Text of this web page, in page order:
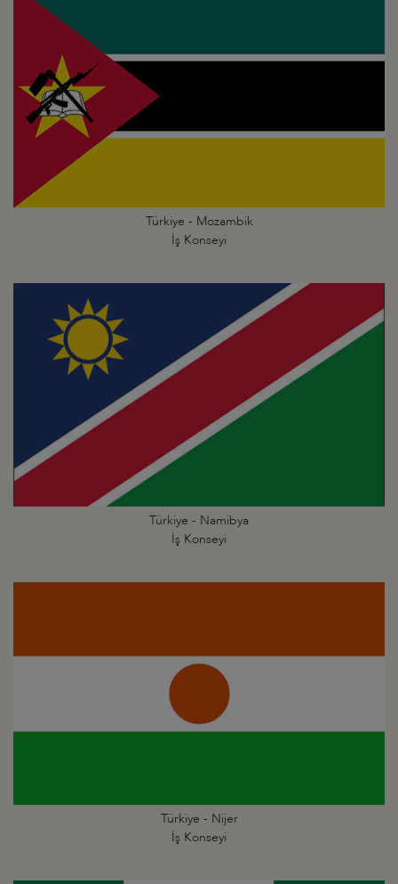
Türkiye - Mozambik
İş Konseyi
Türkiye - Namibya
İş Konseyi
Türkiye - Nijer
İş Konseyi